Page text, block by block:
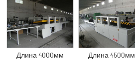
Длина 4000мм Длина 4500мм